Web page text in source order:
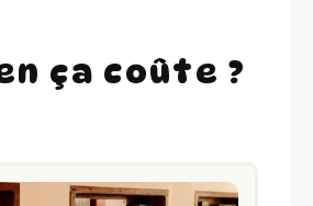
ça coûte ?